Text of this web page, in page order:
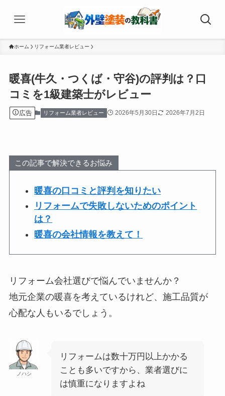
ホーム リフォーム業者レビュー
暖喜(牛久・つくば・守谷)の評判は？口
コミを1級建築士がレビュー
広告 リフォーム業者レビュー 2026年5月30日 2026年7月2日
この記事で解決できるお悩み
暖喜の口コミと評判を知りたい
リフォームで失敗しないためのポイント
は？
暖喜の会社情報を教えて！
リフォーム会社選びで悩んでいませんか？
地元企業の暖喜を考えているけれど、施工品質が
心配な人もいるでしょう。
ノハシ
リフォームは数十万円以上かかる
ことも多いですから、業者選びに
は慎重になりますよね